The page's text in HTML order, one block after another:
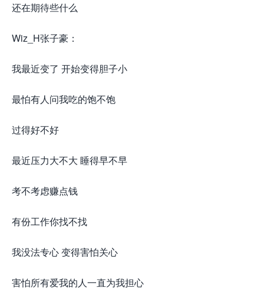
还在期待些什么
Wiz_H张子豪：
我最近变了 开始变得胆子小
最怕有人问我吃的饱不饱
过得好不好
最近压力大不大 睡得早不早
考不考虑赚点钱
有份工作你找不找
我没法专心 变得害怕关心
害怕所有爱我的人一直为我担心